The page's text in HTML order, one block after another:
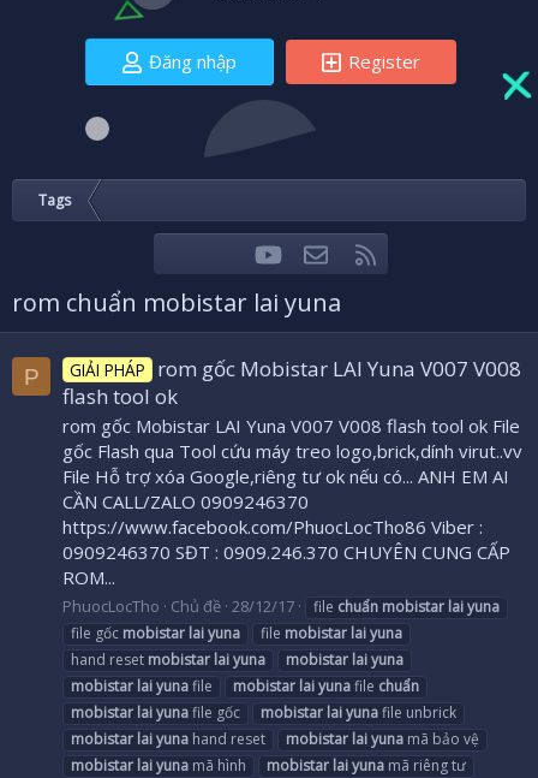
Đăng nhập Register
Tags
FacebookTwitteryoutubeLiên hệ
rom chuẩn mobistar lai yuna
P GIẢI PHÁP
rom gốc Mobistar LAI Yuna V007 V008
flash tool ok
rom gốc Mobistar LAI Yuna V007 V008 flash tool ok File
gốc Flash qua Tool cứu máy treo logo,brick,dính virut..vv
File Hỗ trợ xóa Google,riêng tư ok nếu có... ANH EM AI
CẦN CALL/ZALO 0909246370
https://www.facebook.com/PhuocLocTho86 Viber :
0909246370 SĐT : 0909.246.370 CHUYÊN CUNG CẤP
ROM...
PhuocLocTho Chủ đề 28/12/17 file chuẩn mobistar laiyuna
file gốc mobistar laiyuna file mobistar laiyuna
hand reset mobistar laiyuna mobistar laiyuna
mobistar laiyunafile mobistar laiyunafile chuẩn
mobistar laiyunafile gốc mobistar laiyunafile unbrick
mobistar laiyuna hand reset mobistar laiyuna mã bảo vệ
mobistar laiyuna mã hình mobistar laiyuna mã riêng tư